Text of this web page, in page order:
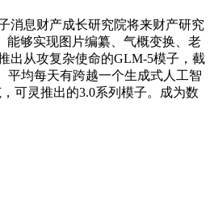
消息财产成长研究院将来财产研究
能够实现图片编纂、气概变换、老
出从攻复杂使命的GLM-5模子，截
平均每天有跨越一个生成式人工智
可灵推出的3.0系列模子。成为数